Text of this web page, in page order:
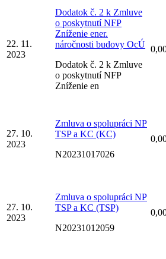
22. 11.
2023
Dodatok č. 2 k Zmluve
o poskytnutí NFP
Zníženie ener.
náročnosti budovy OcÚ
Dodatok č. 2 k Zmluve
o poskytnutí NFP
Zníženie en
27. 10.
2023
Zmluva o spolupráci NP
TSP a KC (KC)
N20231017026
27. 10.
2023
Zmluva o spolupráci NP
TSP a KC (TSP)
N20231012059